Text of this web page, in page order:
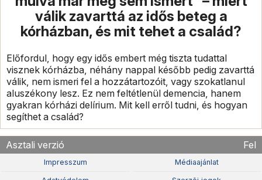
válik zavarttá az idős beteg a
kórházban, és mit tehet a család?
Előfordul, hogy egy idős embert még tiszta tudattal
visznek kórházba, néhány nappal később pedig zavarttá
válik, nem ismeri fel a hozzátartozóit, vagy szokatlanul
aluszékony lesz. Ez nem feltétlenül demencia, hanem
gyakran kórházi delírium. Mit kell erről tudni, és hogyan
segíthet a család?
Asztali verzió Fel
Impresszum Médiaajánlat